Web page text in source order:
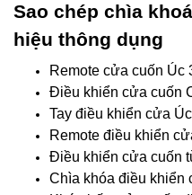
Sao chép chìa
hiệu thông dụng
Remote cửa cuốn Úc
Điều khiển cửa cuốn
Tay điều khiển cửa
Remote điều khiển
Điều khiển cửa cuốn
Chìa khóa điều khiển